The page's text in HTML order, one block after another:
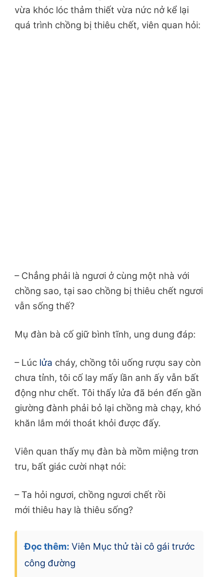
vừa khóc lóc thảm thiết vừa nức nở kể lại
quá trình chồng bị thiêu chết, viên quan hỏi:
– Chẳng phải là ngươi ở cùng một nhà với
chồng sao, tại sao chồng bị thiêu chết ngươi
vẫn sống thế?
Mụ đàn bà cố giữ bình tĩnh, ung dung đáp:
– Lúc lửa cháy, chồng tôi uống rượu say còn
chưa tỉnh, tôi cố lay mấy lần anh ấy vẫn bất
động như chết. Tôi thấy lửa đã bén đến gần
giường đành phải bỏ lại chồng mà chạy, khó
khăn lắm mới thoát khỏi được đấy.
Viên quan thấy mụ đàn bà mồm miệng trơn
tru, bất giác cười nhạt nói:
– Ta hỏi ngươi, chồng ngươi chết rồi
mới thiêu hay là thiêu sống?
Đọc thêm: Viên Mục thử tài cô gái trước
công đường